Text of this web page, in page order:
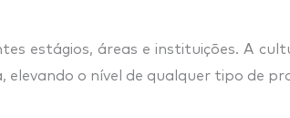
estágios, áreas e instituições. A
elevando o nível de qualquer tipo de